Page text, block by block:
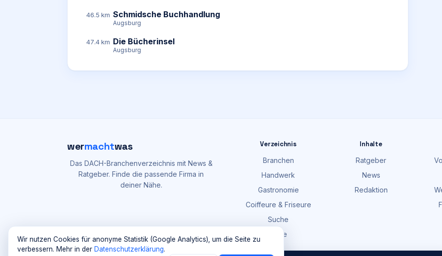
46.5 km Schmidsche Buchhandlung
Augsburg
47.4 km Die Bücherinsel
Augsburg
wermachtwas
Das DACH-Branchenverzeichnis mit News &
Ratgeber. Finde die passende Firma in
deiner Nähe.
Verzeichnis
Branchen
Handwerk
Gastronomie
Coiffeure & Friseure
Suche
Karte
Inhalte
Ratgeber
News
Redaktion
Wir nutzen Cookies für anonyme Statistik (Google Analytics), um die Seite zu
verbessern. Mehr in der Datenschutzerklärung.